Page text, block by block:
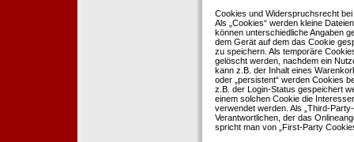
Cookies und Widerspruchsrecht
Als „Cookies“ werden kleine
können unterschiedliche Angaben
dem Gerät auf dem das Cookie
zu speichern. Als temporäre
gelöscht werden, nachdem ein
kann z.B. der Inhalt eines
oder „persistent“ werden Cookies
z.B. der Login-Status gespeichert
einem solchen Cookie die
verwendet werden. Als „Third-
Verantwortlichen, der das
spricht man von „First-Party